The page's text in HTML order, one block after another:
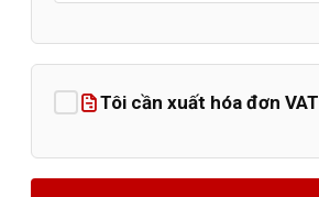
Tôi cần xuất hóa đơn VAT